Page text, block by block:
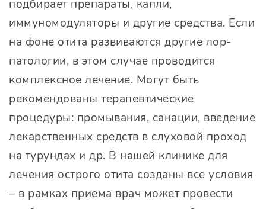
подбирает препараты, капли,
иммуномодуляторы и другие средства. Если
на фоне отита развиваются другие лор-
патологии, в этом случае проводится
комплексное лечение. Могут быть
рекомендованы терапевтические
процедуры: промывания, санации, введение
лекарственных средств в слуховой проход
на турундах и др. В нашей клинике для
лечения острого отита созданы все условия
– в рамках приема врач может провести